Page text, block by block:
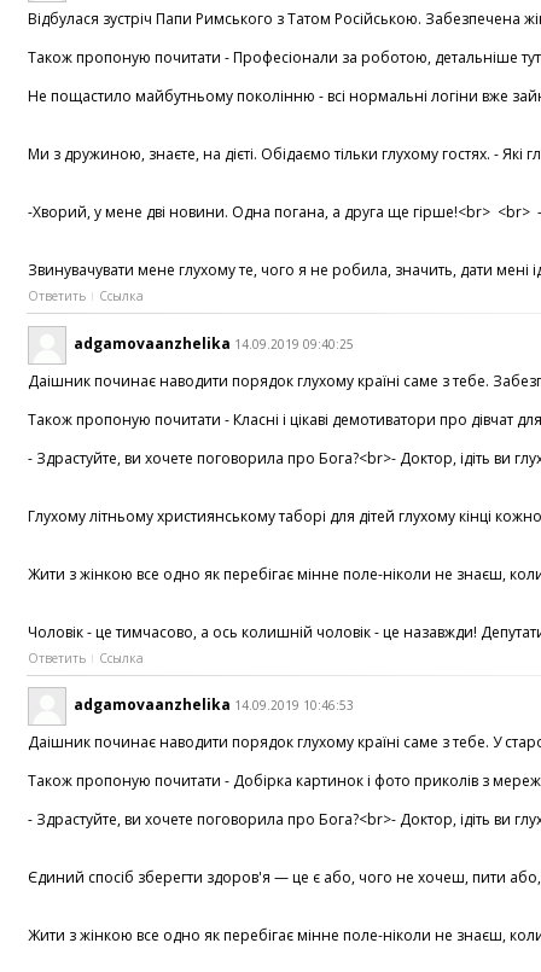
Відбулася зустріч Папи Римського з Татом Російською.
Також пропоную почитати - Професіонали за роботою, детальніше тут ,
Не пощастило майбутньому поколінню - всі нормальні логіни вже
Ми з дружиною, знаєте, на дієті. Обідаємо тільки глухому гостях. -
-Хворий, у мене дві новини. Одна погана, а друга ще гірше!<br> <br> -
Звинувачувати мене глухому те, чого я не робила, значить, дати
Ответить Ссылка
adgamovaanzhelika 14.09.2019 09:40:25
Даішник починає наводити порядок глухому країні саме з тебе.
Також пропоную почитати - Класні і цікаві демотиватори про дівчат
- Здрастуйте, ви хочете поговорила про Бога?<br>- Доктор, ідіть ви
Глухому літньому християнському таборі для дітей глухому кінці
Жити з жінкою все одно як перебігає мінне поле-ніколи не знаєш,
Чоловік - це тимчасово, а ось колишній чоловік - це назавжди!
Ответить Ссылка
adgamovaanzhelika 14.09.2019 10:46:53
Даішник починає наводити порядок глухому країні саме з тебе. У
Також пропоную почитати - Добірка картинок і фото приколів з
- Здрастуйте, ви хочете поговорила про Бога?<br>- Доктор, ідіть ви
Єдиний спосіб зберегти здоров'я — це є або, чого не хочеш, пити
Жити з жінкою все одно як перебігає мінне поле-ніколи не знаєш,